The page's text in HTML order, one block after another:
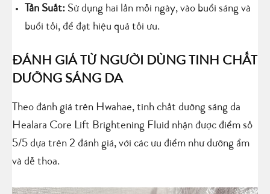
Tần Suất: Sử dụng hai lần mỗi ngày, vào buổi sáng và
buổi tối, để đạt hiệu quả tối ưu.
ĐÁNH GIÁ TỪ NGƯỜI DÙNG TINH CHẤT
DƯỠNG SÁNG DA
Theo đánh giá trên Hwahae, tinh chất dưỡng sáng da
Healara Core Lift Brightening Fluid nhận được điểm số
5/5 dựa trên 2 đánh giá, với các ưu điểm như dưỡng ẩm
và dễ thoa.